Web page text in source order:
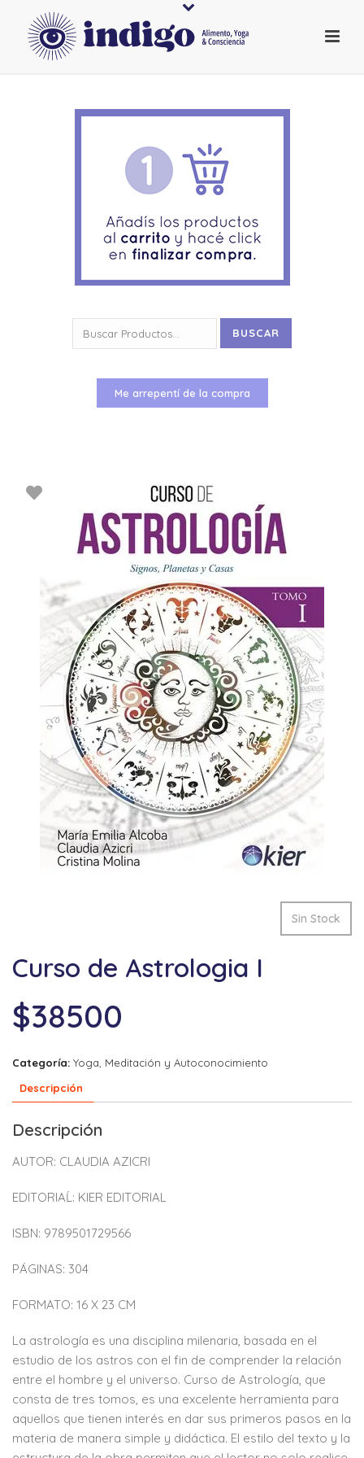
Sin Stock
Curso de Astrologia I
$38500
Categoría: Yoga, Meditación y Autoconocimiento
Descripción
Descripción
AUTOR: CLAUDIA AZICRI
EDITORIAĹ: KIER EDITORIAL
ISBN: 9789501729566
PÁGINAS: 304
FORMATO: 16 X 23 CM
La astrología es una disciplina milenaria, basada en el
estudio de los astros con el fin de comprender la relación
entre el hombre y el universo. Curso de Astrología, que
consta de tres tomos, es una excelente herramienta para
aquellos que tienen interés en dar sus primeros pasos en la
materia de manera simple y didáctica. El estilo del texto y la
por:
BUSCAR
Me arrepentí de la compra